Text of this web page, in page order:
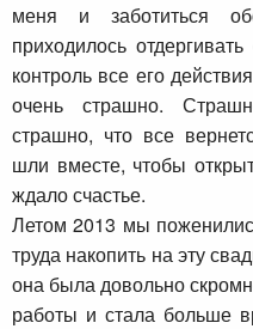
меня и заботиться
приходилось
контроль все его
очень страшно.
страшно, что все
шли вместе, чтобы
ждало счастье.
Летом 2013 мы
труда накопить на эту
она была довольно
работы и стала больше